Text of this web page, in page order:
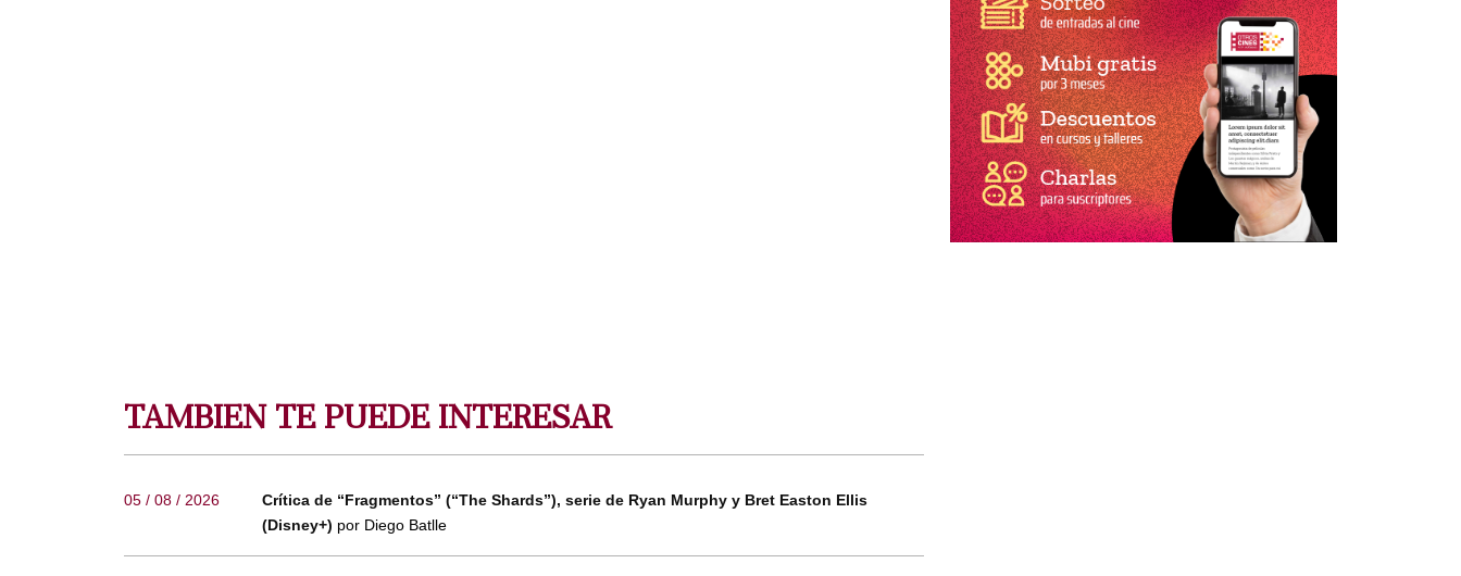
TAMBIEN TE PUEDE INTERESAR
05 / 08 / 2026
Crítica de “Fragmentos” (“The Shards”), serie de Ryan Murphy y Bret Easton Ellis
(Disney+) por Diego Batlle